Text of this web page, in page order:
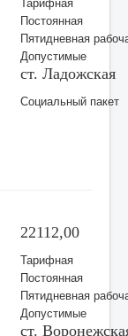
Постоянная
Пятидневная
Допустимые
ст. Ладожская
Социальный пакет
22112,00
Тарифная
Постоянная
Пятидневная
Допустимые
ст.